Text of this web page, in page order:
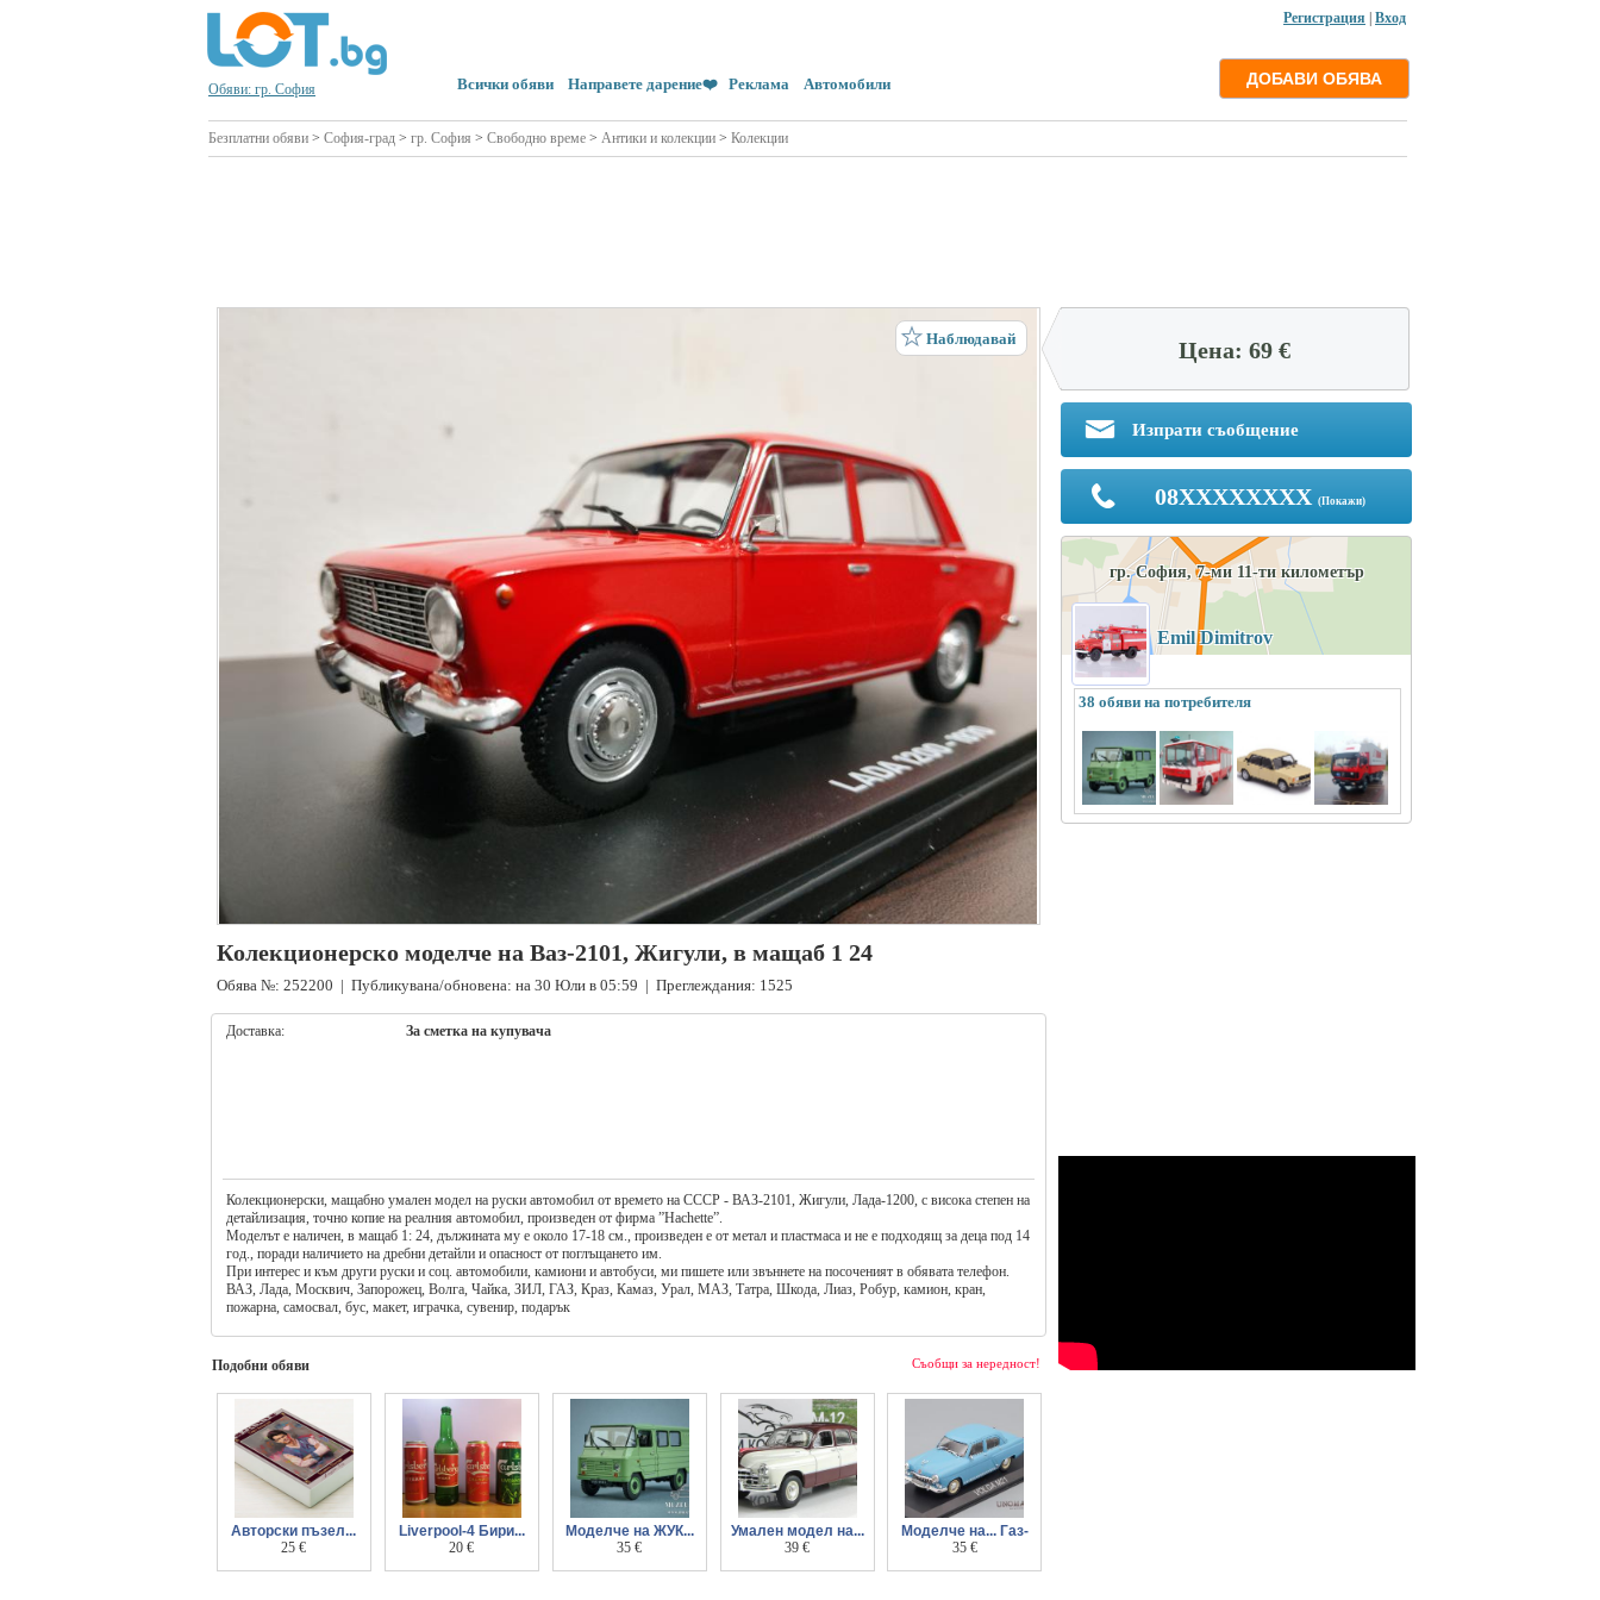
Регистрация Вход
Обяви: гр. София Всички обяви Направете дарение❤️ Реклама Автомобили
Безплатни обяви > София-град > гр. София > Свободно време > Антики и колекции > Колекции
Наблюдавай
Колекционерско моделче на Ваз-2101, Жигули, в мащаб 1 24
Обява №: 252200 | Публикувана/обновена: на 30 Юли в 05:59 | Преглеждания: 1525
Доставка: За сметка на купувача
Колекционерски, мащабно умален модел на руски автомобил от времето на СССР - ВАЗ-2101, Жигули, Лада-1200, с висока степен на
детайлизация, точно копие на реалния автомобил, произведен от фирма ”Hachette”.
Моделът е наличен, в мащаб 1: 24, дължината му е около 17-18 см., произведен е от метал и пластмаса и не е подходящ за деца под 14
год., поради наличието на дребни детайли и опасност от поглъщането им.
При интерес и към други руски и соц. автомобили, камиони и автобуси, ми пишете или звъннете на посоченият в обявата телефон.
ВАЗ, Лада, Москвич, Запорожец, Волга, Чайка, ЗИЛ, ГАЗ, Краз, Камаз, Урал, МАЗ, Татра, Шкода, Лиаз, Робур, камион, кран,
пожарна, самосвал, бус, макет, играчка, сувенир, подарък
Съобщи за нередност!
Подобни обяви
Aвторски пъзел...
Георги Аспарухов
25 €
Liverpool-4 Бири...
Футболна
20 €
Моделче на ЖУК...
А07 в мащаб 1 43
35 €
Умален модел на...
Газ-зим-12 в мащаб
39 €
Моделче на... Газ-
м21, Волга, в
35 €
Цена: 69 €
Изпрати съобщение
08XXXXXXXX (Покажи)
гр. София, 7-ми 11-ти километър
Emil Dimitrov
38 обяви на потребителя